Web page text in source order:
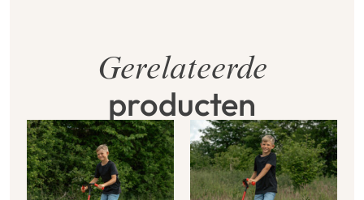
Gerelateerde
producten